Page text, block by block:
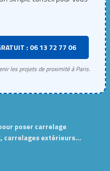
: 06 13 72 77 06
les projets de proximité à Paris.
poser carrelage
carrelages extérieurs…